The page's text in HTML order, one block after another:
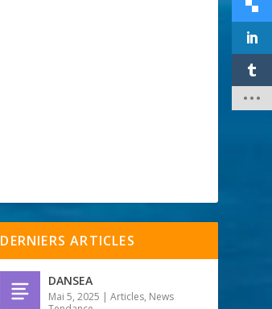
DERNIERS ARTICLES
DANSEA
Mai 5, 2025 |Articles, News